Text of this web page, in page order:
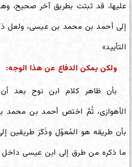
علیها، قد ثبتت بطریق آخر صحیح،
إلى أحمد بن محمد بن عیسى، ولعل
التأیید»
ولکن یمکن الدفاع عن هذا الوجه:
بأن ظاهر کلام ابن نوح بعد
الأهوازی، ثُمَّ اختص أحمد بن
بأن طریقه هو المُعوّل وذَکَرَ
ما ذکره من طرق إلى ابن عیسى داخل